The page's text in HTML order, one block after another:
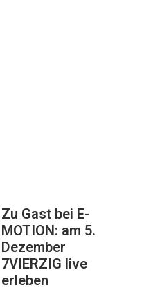
Zu Gast bei E-
MOTION: am 5.
Dezember
7VIERZIG live
erleben